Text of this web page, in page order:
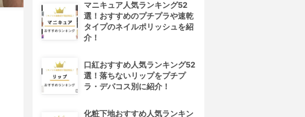
マニキュア人気ランキング52
選！おすすめのプチプラや速乾
タイプのネイルポリッシュを紹
介！
口紅おすすめ人気ランキング52
選！落ちないリップをプチプ
ラ・デパコス別に紹介！
化粧下地おすすめ人気ランキン